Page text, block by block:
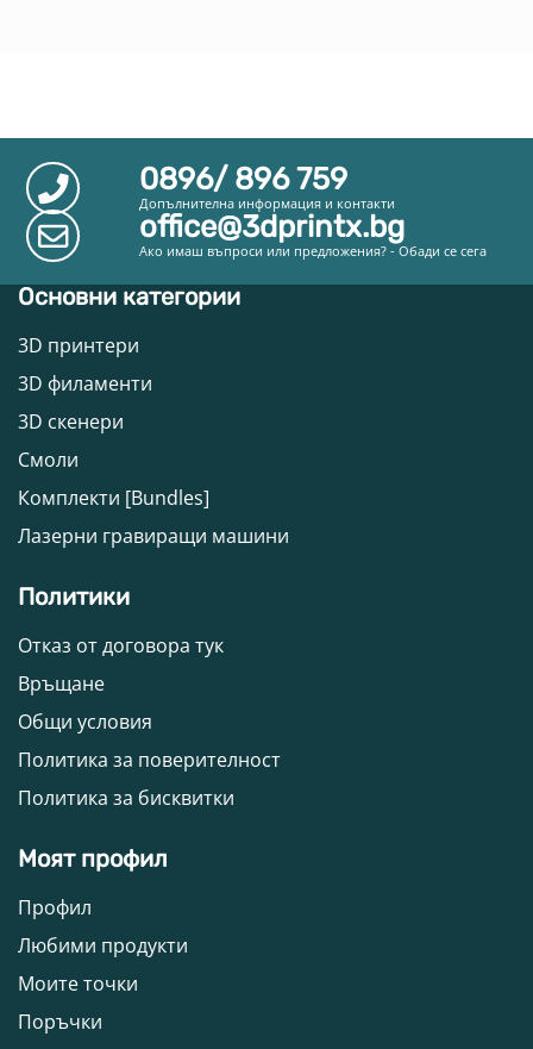
0896/ 896 759
Допълнителна информация и контакти
office@3dprintx.bg
Ако имаш въпроси или предложения? - Обади се сега
Основни категории
3D принтери
3D филаменти
3D скенери
Смоли
Комплекти [Bundles]
Лазерни гравиращи машини
Политики
Отказ от договора тук
Връщане
Общи условия
Политика за поверителност
Политика за бисквитки
Моят профил
Профил
Любими продукти
Моите точки
Поръчки